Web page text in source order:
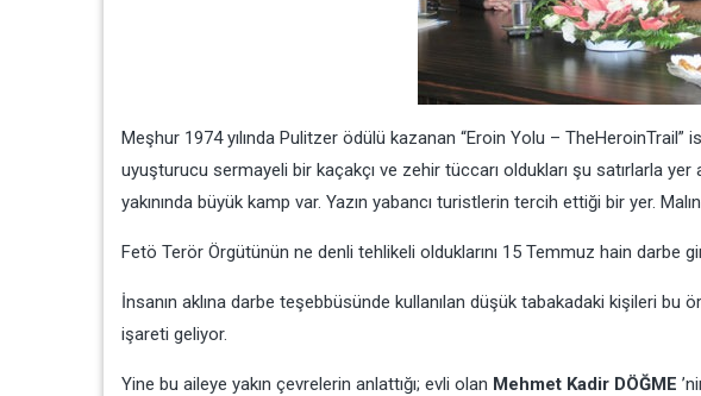
Meşhur 1974 yılında Pulitzer ödülü kazanan “Eroin Yolu – TheHeroinTrail”
uyuşturucu sermayeli bir kaçakçı ve zehir tüccarı oldukları şu satırlarla yer
yakınında büyük kamp var. Yazın yabancı turistlerin tercih ettiği bir yer.
Fetö Terör Örgütünün ne denli tehlikeli olduklarını 15 Temmuz hain darbe
İnsanın aklına darbe teşebbüsünde kullanılan düşük tabakadaki kişileri bu
işareti geliyor.
Yine bu aileye yakın çevrelerin anlattığı; evli olan Mehmet Kadir DÖĞME